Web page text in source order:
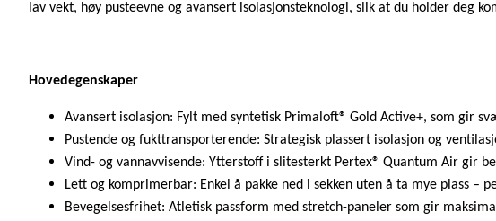
k
e
a
n
t
lav vekt, høy pusteevne og avansert isolasjonsteknologi, slik at du holder deg
Hovedegenskaper
Avansert isolasjon: Fylt med syntetisk Primaloft® Gold Active+, som gir
Pustende og fukttransporterende: Strategisk plassert isolasjon og
Vind- og vannavvisende: Ytterstoff i slitesterkt Pertex® Quantum Air gir
Lett og komprimerbar: Enkel å pakke ned i sekken uten å ta mye plass –
Bevegelsesfrihet: Atletisk passform med stretch-paneler som gir